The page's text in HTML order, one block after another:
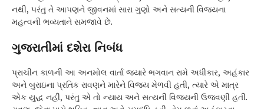
નથી, પરંતુ તે આપણને જીવનમાં સારા ગુણો અને સત્યની વિજયના
મહત્વની ભવ્યતાને સમજાવે છે.
ગુજરાતીમાં દશેરા નિબંધ
પ્રાચીન કાળની આ અનમોલ વાર્તા જ્યારે ભગવાન રામે અધીકાર, અહંકાર
અને બુરાઇના પ્રતિક રાવણને મારેને વિજય મેળવી હતી, ત્યારે એ માત્ર
એક યુદ્ધ નહીં, પરંતુ એ તો ન્યાય અને સત્યની વિજયની ઉજવણી હતી.